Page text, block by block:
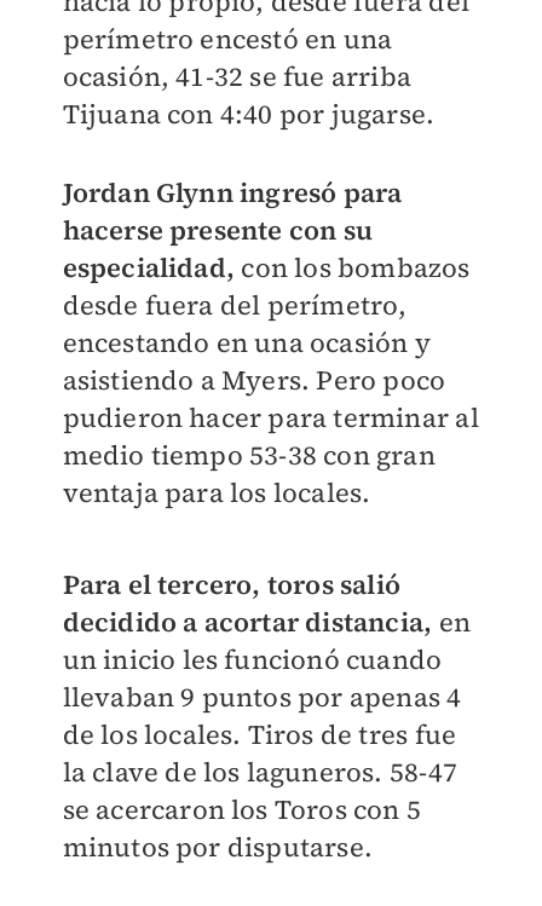
perímetro encestó en una
ocasión, 41-32 se fue arriba
Tijuana con 4:40 por jugarse.
Jordan Glynn ingresó para
hacerse presente con su
especialidad, con los bombazos
desde fuera del perímetro,
encestando en una ocasión y
asistiendo a Myers. Pero poco
pudieron hacer para terminar al
medio tiempo 53-38 con gran
ventaja para los locales.
Para el tercero, toros salió
decidido a acortar distancia, en
un inicio les funcionó cuando
llevaban 9 puntos por apenas 4
de los locales. Tiros de tres fue
la clave de los laguneros. 58-47
se acercaron los Toros con 5
minutos por disputarse.